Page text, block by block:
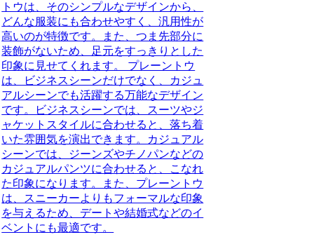
トウは、そのシンプルなデザインから、
どんな服装にも合わせやすく、汎用性が
高いのが特徴です。また、つま先部分に
装飾がないため、足元をすっきりとした
印象に見せてくれます。 プレーントウ
は、ビジネスシーンだけでなく、カジュ
アルシーンでも活躍する万能なデザイン
です。ビジネスシーンでは、スーツやジ
ャケットスタイルに合わせると、落ち着
いた雰囲気を演出できます。カジュアル
シーンでは、ジーンズやチノパンなどの
カジュアルパンツに合わせると、こなれ
た印象になります。また、プレーントウ
は、スニーカーよりもフォーマルな印象
を与えるため、デートや結婚式などのイ
ベントにも最適です。